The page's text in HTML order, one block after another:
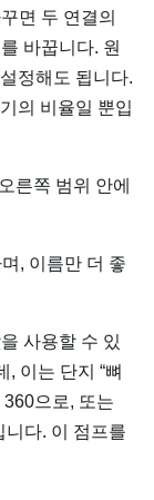
면 두 연결의
바꿉니다. 원
정해도 됩니다.
의 비율일 뿐입
른쪽 범위 안에
, 이름만 더 좋
사용할 수 있
이는 단지 “뼈
으로, 또는
다. 이 점프를